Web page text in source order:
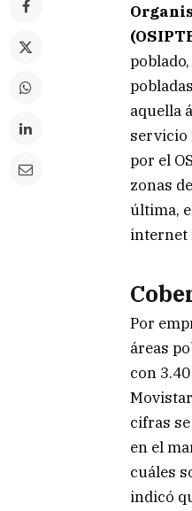
aquella
servicio
por el
zonas
última,
internet
Por
áreas
con
cifras
en el
cuáles
indicó